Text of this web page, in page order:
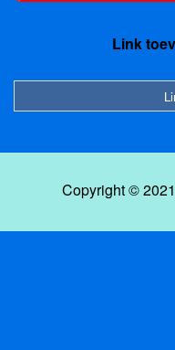
Link
Copyright ©